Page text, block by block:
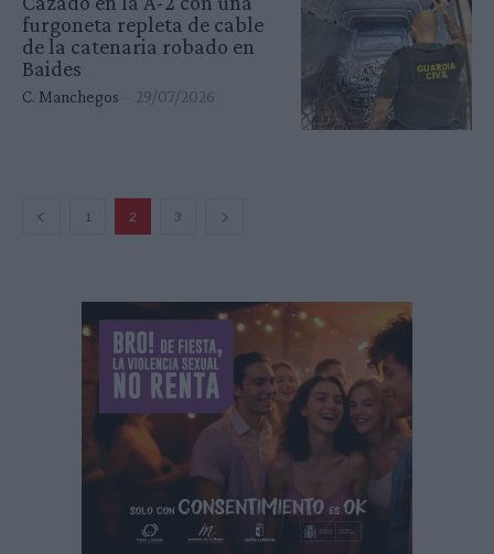
furgoneta repleta de cable
de la catenaria robado en
Baides
C. Manchegos 29/07/2026
1 2 3